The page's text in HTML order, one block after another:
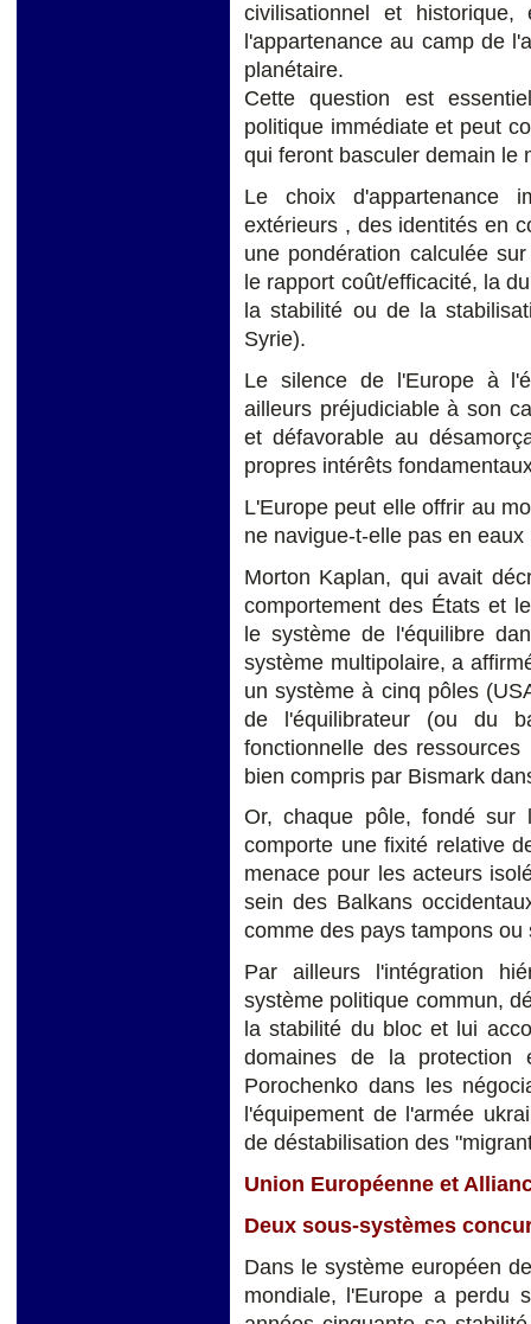
civilisationnel et
l'appartenance au camp de
planétaire.
Cette question est
politique immédiate et peut
qui feront basculer demain le
Le choix d'appartenance
extérieurs , des identités en
une pondération calculée
le rapport coût/efficacité, la
la stabilité ou de la
Syrie).
Le silence de l'Europe à
ailleurs préjudiciable à son
et défavorable au
propres intérêts
L'Europe peut elle offrir au
ne navigue-t-elle pas en eaux
Morton Kaplan, qui avait
comportement des États et
le système de l'équilibre
système multipolaire, a
un système à cinq pôles
de l'équilibrateur (ou du
fonctionnelle des
bien compris par Bismark
Or, chaque pôle, fondé sur
comporte une fixité relative
menace pour les acteurs
sein des Balkans
comme des pays tampons ou
Par ailleurs l'intégration
système politique commun,
la stabilité du bloc et lui
domaines de la
Porochenko dans les
l'équipement de l'armée
de déstabilisation des
Union Européenne et
Deux sous-systèmes
Dans le système européen
mondiale, l'Europe a perdu